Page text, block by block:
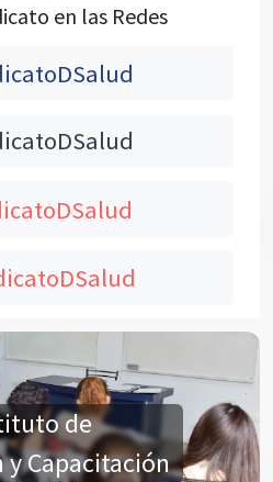
en las Redes
de
y Capacitación